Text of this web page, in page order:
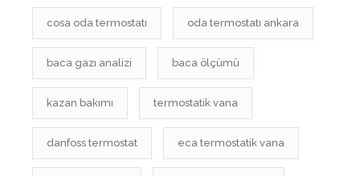
cosa oda termostatı oda termostatı ankara
baca gazı analizi baca ölçümü
kazan bakımı termostatik vana
danfoss termostat eca termostatik vana